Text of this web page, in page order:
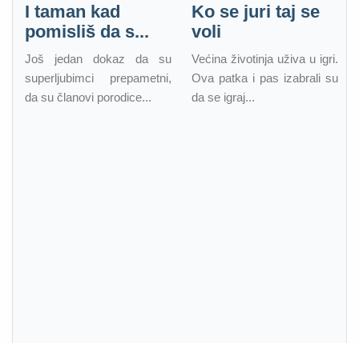
I taman kad
pomisliš da s...
Još jedan dokaz da su
superljubimci prepametni,
da su članovi porodice...
Ko se juri taj se
voli
Većina životinja uživa u igri.
Ova patka i pas izabrali su
da se igraj...